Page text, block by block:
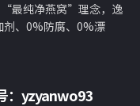
最纯净燕窝”理念，逸
、0%防腐、0%漂
：yzyanwo93